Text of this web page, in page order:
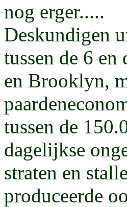
nog erger.....
Deskundigen
tussen de 6
en Brooklyn,
tussen de
dagelijkse
straten en
produceerde